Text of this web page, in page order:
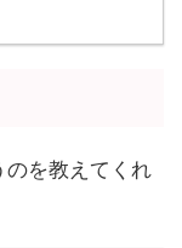
のを教えてくれ